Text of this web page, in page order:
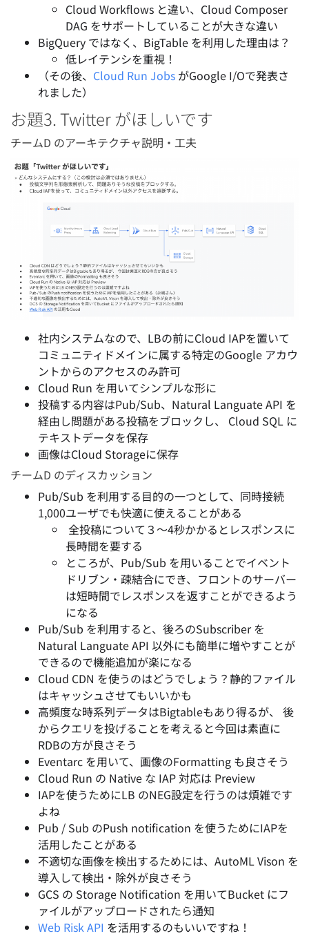
Cloud Workflows と違い、Cloud Composer
DAG をサポートしていることが大きな違い
BigQuery ではなく、BigTable を利用した理由は？
低レイテンシを重視！
（その後、 Cloud Run Jobs がGoogle I/Oで発表さ
れました）
お題3. Twitter がほしいです
チームD のアーキテクチャ説明・工夫
社内システムなので、LBの前にCloud IAPを置いて
コミュニティドメインに属する特定のGoogle アカウ
ントからのアクセスのみ許可
Cloud Run を用いてシンプルな形に
投稿する内容はPub/Sub、Natural Languate API を
経由し問題がある投稿をブロックし、 Cloud SQL に
テキストデータを保存
画像はCloud Storageに保存
チームD のディスカッション
Pub/Sub を利用する目的の一つとして、同時接続
1,000ユーザでも快適に使えることがある
全投稿について３〜4秒かかるとレスポンスに
長時間を要する
ところが、Pub/Sub を用いることでイベント
ドリブン・疎結合にでき、フロントのサーバー
は短時間でレスポンスを返すことができるよう
になる
Pub/Sub を利用すると、後ろのSubscriber を
Natural Languate API 以外にも簡単に増やすことが
できるので機能追加が楽になる
Cloud CDN を使うのはどうでしょう？静的ファイル
はキャッシュさせてもいいかも
高頻度な時系列データはBigtableもあり得るが、 後
からクエリを投げることを考えると今回は素直に
RDBの方が良さそう
Eventarc を用いて、画像のFormatting も良さそう
Cloud Run の Native な IAP 対応は Preview
IAPを使うためにLB のNEG設定を行うのは煩雑です
よね
Pub / Sub のPush notification を使うためにIAPを
活用したことがある
不適切な画像を検出するためには、AutoML Vison を
導入して検出・除外が良さそう
GCS の Storage Notification を用いてBucket にフ
ァイルがアップロードされたら通知
Web Risk API を活用するのもいいですね！